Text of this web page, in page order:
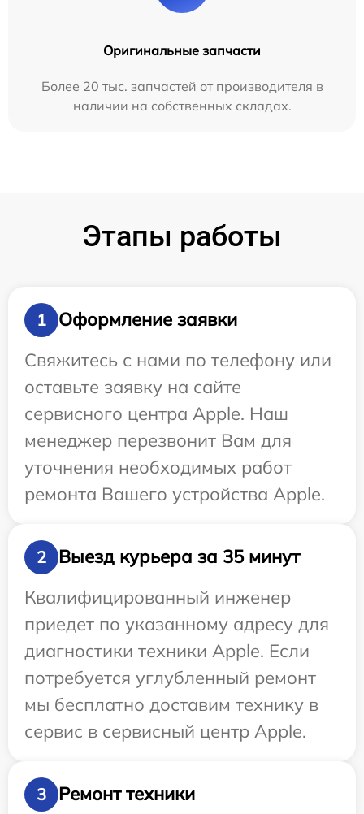
Оригинальные запчасти
Более 20 тыс. запчастей от производителя в
наличии на собственных складах.
Этапы работы
1
Оформление заявки
Свяжитесь с нами по телефону или
оставьте заявку на сайте
сервисного центра Apple. Наш
менеджер перезвонит Вам для
уточнения необходимых работ
ремонта Вашего устройства Apple.
2
Выезд курьера за 35 минут
Квалифицированный инженер
приедет по указанному адресу для
диагностики техники Apple. Если
потребуется углубленный ремонт
мы бесплатно доставим технику в
сервис в сервисный центр Apple.
3
Ремонт техники